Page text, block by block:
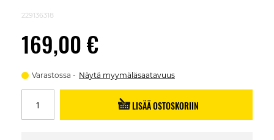
229136318
169,00 €
Varastossa Näytä myymäläsaatavuus
LISÄÄ OSTOSKORIIN
images